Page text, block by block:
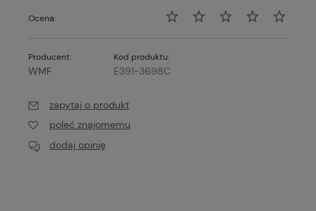
Ocena:
Producent:
WMF
Kod produktu:
E391-3698C
zapytaj o produkt
poleć znajomemu
dodaj opinię